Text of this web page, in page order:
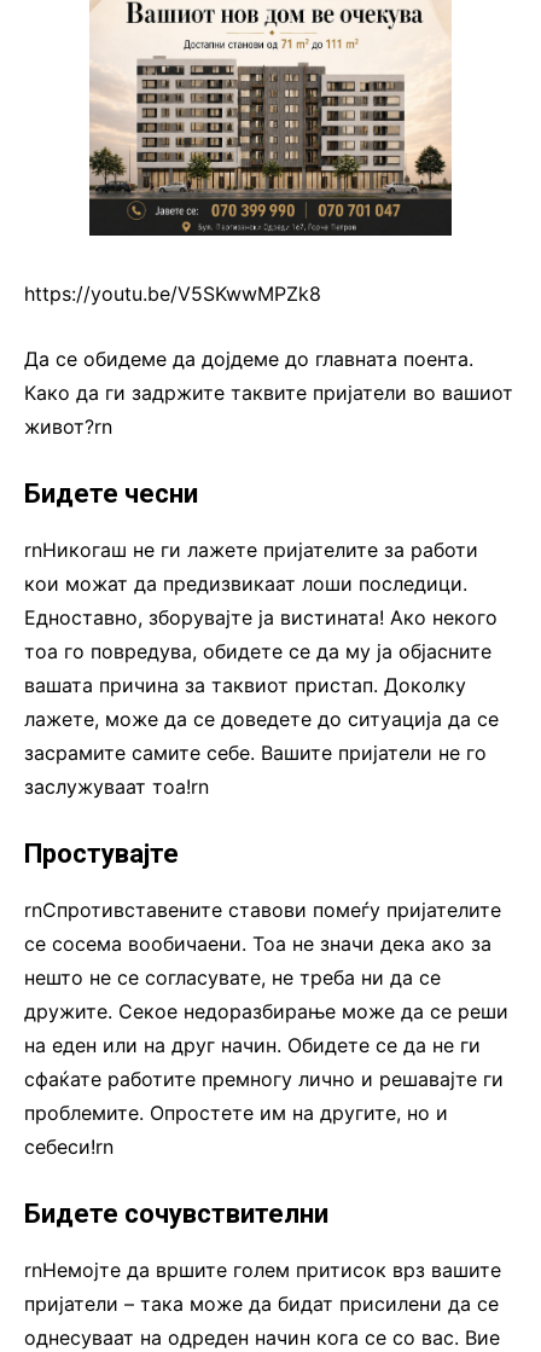
https://youtu.be/V5SKwwMPZk8
Да се обидеме да дојдеме до главната поента.
Како да ги задржите таквите пријатели во вашиот
живот?rn
Бидете чесни
rnНикогаш не ги лажете пријателите за работи
кои можат да предизвикаат лоши последици.
Едноставно, зборувајте ја вистината! Ако некого
тоа го повредува, обидете се да му ја објасните
вашата причина за таквиот пристап. Доколку
лажете, може да се доведете до ситуација да се
засрамите самите себе. Вашите пријатели не го
заслужуваат тоа!rn
Простувајте
rnСпротивставените ставови помеѓу пријателите
се сосема вообичаени. Тоа не значи дека ако за
нешто не се согласувате, не треба ни да се
дружите. Секое недоразбирање може да се реши
на еден или на друг начин. Обидете се да не ги
сфаќате работите премногу лично и решавајте ги
проблемите. Опростете им на другите, но и
себеси!rn
Бидете сочувствителни
rnНемојте да вршите голем притисок врз вашите
пријатели – така може да бидат присилени да се
однесуваат на одреден начин кога се со вас. Вие